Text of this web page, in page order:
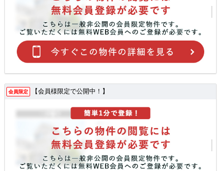
会員限定 【会員様限定で公開中！】